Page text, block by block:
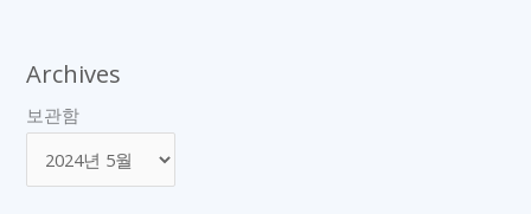
Archives
보관함